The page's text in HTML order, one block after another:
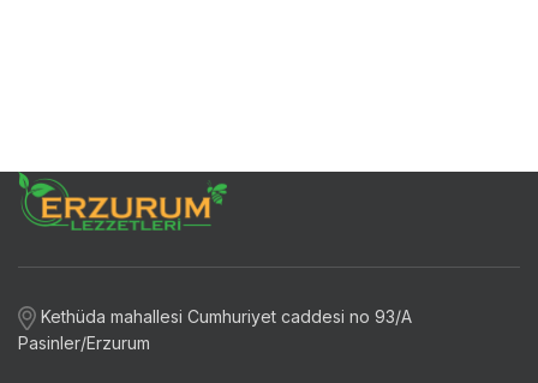
Kethüda mahallesi Cumhuriyet caddesi no 93/A
Pasinler/Erzurum